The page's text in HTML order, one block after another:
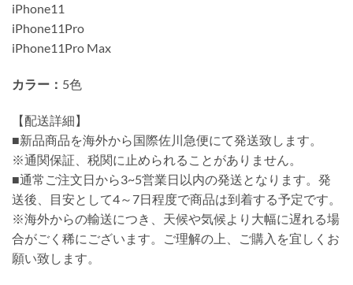
iPhone11
iPhone11Pro
iPhone11Pro Max
カラー： 5色
【配送詳細】
■新品商品を海外から国際佐川急便にて発送致します。
※通関保証、税関に止められることがありません。
■通常ご注文日から3~5営業日以内の発送となります。発
送後、目安として4～7日程度で商品は到着する予定です。
※海外からの輸送につき、天候や気候より大幅に遅れる場
合がごく稀にございます。ご理解の上、ご購入を宜しくお
願い致します。